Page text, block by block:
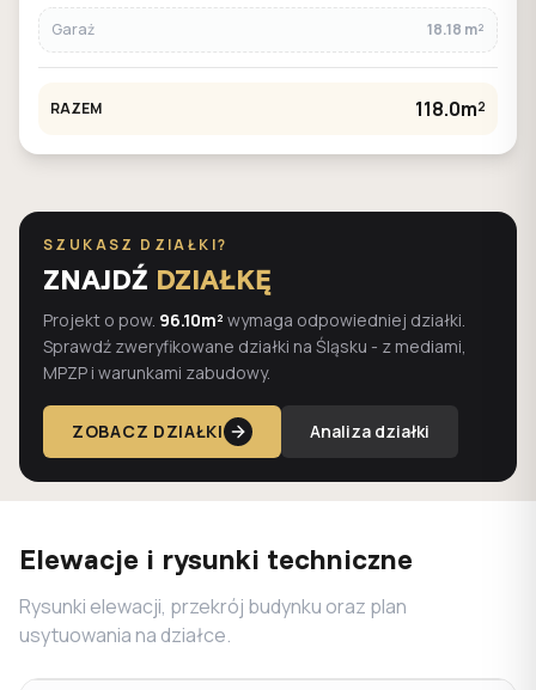
Garaż 18.18 m²
RAZEM 118.0m²
SZUKASZ DZIAŁKI?
ZNAJDŹ DZIAŁKĘ
Projekt o pow. 96.10m² wymaga odpowiedniej działki.
Sprawdź zweryfikowane działki na Śląsku - z mediami,
MPZP i warunkami zabudowy.
ZOBACZ DZIAŁKI Analiza działki
Elewacje i rysunki techniczne
Rysunki elewacji, przekrój budynku oraz plan
usytuowania na działce.